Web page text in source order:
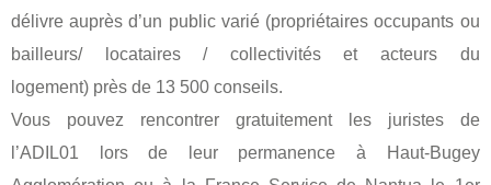
délivre auprès d’un public varié (propriétaires occupants ou
bailleurs/ locataires / collectivités et acteurs du
logement) près de 13 500 conseils.
Vous pouvez rencontrer gratuitement les juristes de
l’ADIL01 lors de leur permanence à Haut-Bugey